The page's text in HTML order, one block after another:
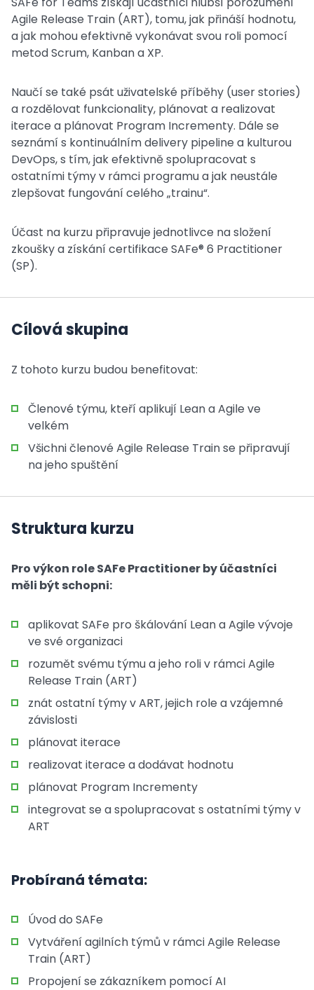
Agile Release Train (ART), tomu, jak přináší hodnotu,
a jak mohou efektivně vykonávat svou roli pomocí
metod Scrum, Kanban a XP.
Naučí se také psát uživatelské příběhy (user stories)
a rozdělovat funkcionality, plánovat a realizovat
iterace a plánovat Program Incrementy. Dále se
seznámí s kontinuálním delivery pipeline a kulturou
DevOps, s tím, jak efektivně spolupracovat s
ostatními týmy v rámci programu a jak neustále
zlepšovat fungování celého „trainu“.
Účast na kurzu připravuje jednotlivce na složení
zkoušky a získání certifikace SAFe® 6 Practitioner
(SP).
Cílová skupina
Z tohoto kurzu budou benefitovat:
Členové týmu, kteří aplikují Lean a Agile ve
velkém
Všichni členové Agile Release Train se připravují
na jeho spuštění
Struktura kurzu
Pro výkon role SAFe Practitioner by účastníci
měli být schopni:
aplikovat SAFe pro škálování Lean a Agile vývoje
ve své organizaci
rozumět svému týmu a jeho roli v rámci Agile
Release Train (ART)
znát ostatní týmy v ART, jejich role a vzájemné
závislosti
plánovat iterace
realizovat iterace a dodávat hodnotu
plánovat Program Incrementy
integrovat se a spolupracovat s ostatními týmy v
ART
Probíraná témata:
Úvod do SAFe
Vytváření agilních týmů v rámci Agile Release
Train (ART)
Propojení se zákazníkem pomocí AI